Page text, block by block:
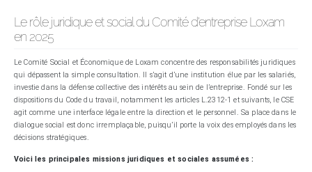
Le rôle juridique et social du Comité d’entreprise Loxam
en 2025
Le Comité Social et Économique de Loxam concentre des responsabilités juridiques
qui dépassent la simple consultation. Il s’agit d’une institution élue par les salariés,
investie dans la défense collective des intérêts au sein de l’entreprise. Fondé sur les
dispositions du Code du travail, notamment les articles L.2312-1 et suivants, le CSE
agit comme une interface légale entre la direction et le personnel. Sa place dans le
dialogue social est donc irremplaçable, puisqu’il porte la voix des employés dans les
décisions stratégiques.
Voici les principales missions juridiques et sociales assumées :